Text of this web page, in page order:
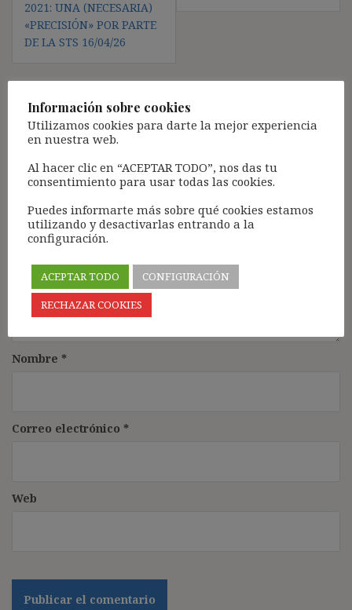
2021: UNA (NECESARIA)
«PRECISIÓN» POR PARTE
DE LA STS 16/04/26
Deja una respuesta
Tu dirección de correo electrónico no será publicada.
campos obligatorios están marcados con
Comentario*
Nombre *
Correo electrónico *
Web
Información sobre cookies
Utilizamos cookies para darte la mejor experiencia
en nuestra web.
Al hacer clic en “ACEPTAR TODO”, nos das tu
consentimiento para usar todas las cookies.
Puedes informarte más sobre qué cookies estamos
utilizando y desactivarlas entrando a la
configuración.
ACEPTAR TODO
CONFIGURACIÓN
RECHAZAR COOKIES